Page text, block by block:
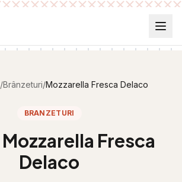
/Brânzeturi/Mozzarella Fresca Delaco
BRANZETURI
Mozzarella Fresca
Delaco